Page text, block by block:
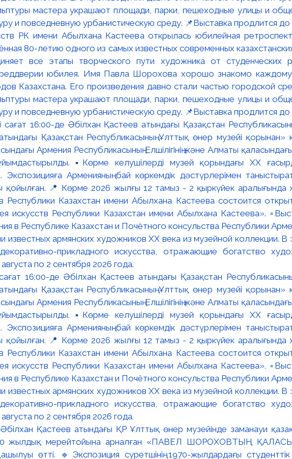
РК имени Абылхана Кастеева открылась юбилейная
80-летию одного из самых известных современных
все этапы творческого пути художника от студенческих
юбилея. Имя Павла Шорохова хорошо знакомо
Казахстана. Его произведения давно стали частью городской
мастера украшают площади, парки, пешеходные улицы и
и повседневную урбанистическую среду. 📌Выставка продлится до
16:00-де Әбілхан Қастеев атындағы Қазақстан
Қазақстан Республикасының Ұлттық өнер музейі қорынан»
Армения Республикасының Елшілігінің және Алматы
▪️Көрме келушілерді музей қорындағы ХХ
Арменияның бай көркемдік дәстүрлерімен
📍 Көрме 2026 жылғы 12 тамыз - 2 қыркүйек аралығында
Республики Казахстан имени Абылхана Кастеева состоится
искусств Республики Казахстан имени Абылхана Кастеева».
в Республике Казахстан и Почётного консульства Республики
известных армянских художников XX века из музейной коллекции. В
прикладного искусства, отражающие богатство
по 2 сентября 2026 года.